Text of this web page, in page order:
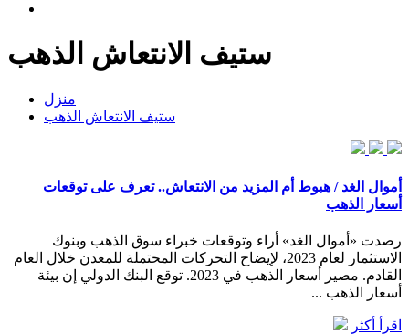
ستيف الانتعاش الذهب
منزل
ستيف الانتعاش الذهب
أموال الغد / هبوط أم المزيد من الانتعاش.. تعرف على توقعات
أسعار الذهب
رصدت «أموال الغد» أراء وتوقعات خبراء سوق الذهب وبنوك
الاستثمار لعام 2023، لإيضاح التحركات المحتملة للمعدن خلال العام
القادم. مصير أسعار الذهب في 2023. توقع البنك الدولي إن بيئة
أسعار الذهب ...
اقرأ أكثر